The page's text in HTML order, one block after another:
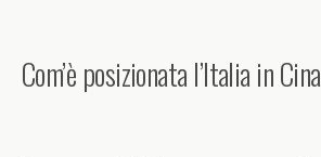
Com’è posizionata l’Italia in Cina